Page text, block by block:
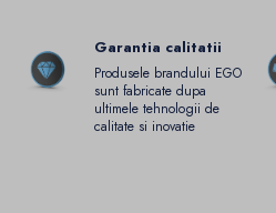
Garantia calitatii
Produsele brandului EGO
sunt fabricate dupa
ultimele tehnologii de
calitate si inovatie